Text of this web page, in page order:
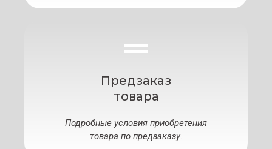
Предзаказ
товара
Подробные условия приобретения
товара по предзаказу.